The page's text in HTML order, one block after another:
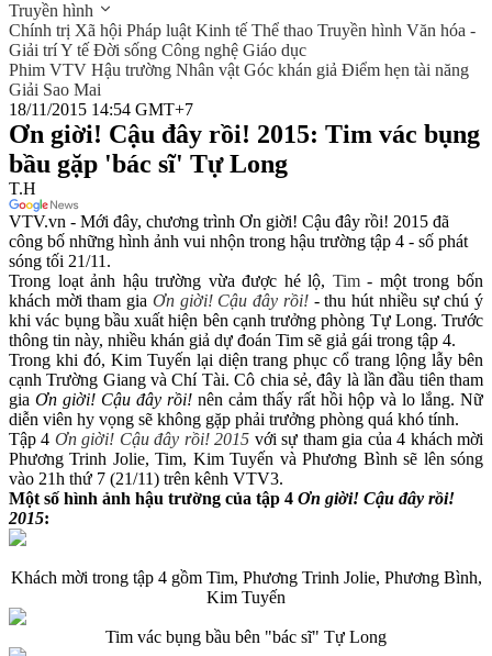
Truyền hình
Chính trị Xã hội Pháp luật Kinh tế Thể thao Truyền hình Văn hóa -
Giải tríY tế Đời sống Công nghệ Giáo dục
Phim VTV Hậu trường Nhân vật Góc khán giả Điểm hẹn tài năng
Giải Sao Mai
18/11/2015 14:54 GMT+7
Ơn giời! Cậu đây rồi! 2015: Tim vác bụng
bầu gặp 'bác sĩ' Tự Long
T.H
VTV.vn - Mới đây, chương trình Ơn giời! Cậu đây rồi! 2015 đã
công bố những hình ảnh vui nhộn trong hậu trường tập 4 - số phát
sóng tối 21/11.
Trong loạt ảnh hậu trường vừa được hé lộ, Tim- một trong bốn
khách mời tham gia Ơn giời! Cậu đây rồi!- thu hút nhiều sự chú ý
khi vác bụng bầu xuất hiện bên cạnh trưởng phòng Tự Long. Trước
thông tin này, nhiều khán giả dự đoán Tim sẽ giả gái trong tập 4.
Trong khi đó, Kim Tuyến lại diện trang phục cổ trang lộng lẫy bên
cạnh Trường Giang và Chí Tài. Cô chia sẻ, đây là lần đầu tiên tham
gia Ơn giời! Cậu đây rồi! nên cảm thấy rất hồi hộp và lo lắng. Nữ
diễn viên hy vọng sẽ không gặp phải trưởng phòng quá khó tính.
Tập 4 Ơn giời! Cậu đây rồi! 2015 với sự tham gia của 4 khách mời
Phương Trinh Jolie, Tim, Kim Tuyến và Phương Bình sẽ lên sóng
vào 21h thứ 7 (21/11) trên kênh VTV3.
Một số hình ảnh hậu trường của tập 4 Ơn giời! Cậu đây rồi!
2015:
Khách mời trong tập 4 gồm Tim, Phương Trinh Jolie, Phương Bình,
Kim Tuyến
Tim vác bụng bầu bên "bác sĩ" Tự Long